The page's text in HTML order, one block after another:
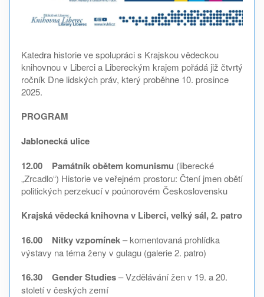
Katedra historie ve spolupráci s Krajskou vědeckou
knihovnou v Liberci a Libereckým krajem pořádá již čtvrtý
ročník Dne lidských práv, který proběhne 10. prosince
2025.
PROGRAM
Jablonecká ulice
12.00 Památník obětem komunismu (liberecké
„Zrcadlo“) Historie ve veřejném prostoru: Čtení jmen obětí
politických perzekucí v poúnorovém Československu
Krajská vědecká knihovna v Liberci, velký sál, 2. patro
16.00 Nitky vzpomínek– komentovaná prohlídka
výstavy na téma ženy v gulagu (galerie 2. patro)
16.30 Gender Studies– Vzdělávání žen v 19. a 20.
století v českých zemí